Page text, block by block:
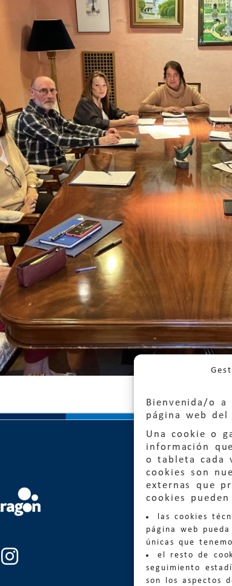
Bienvenida/o
página web del
Una cookie o
información
o tableta cada
cookies son
externas que
cookies
las cookies
página web
únicas que
el resto de
seguimiento
son los aspectos